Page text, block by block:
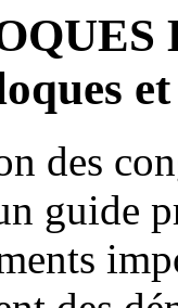
des
guide